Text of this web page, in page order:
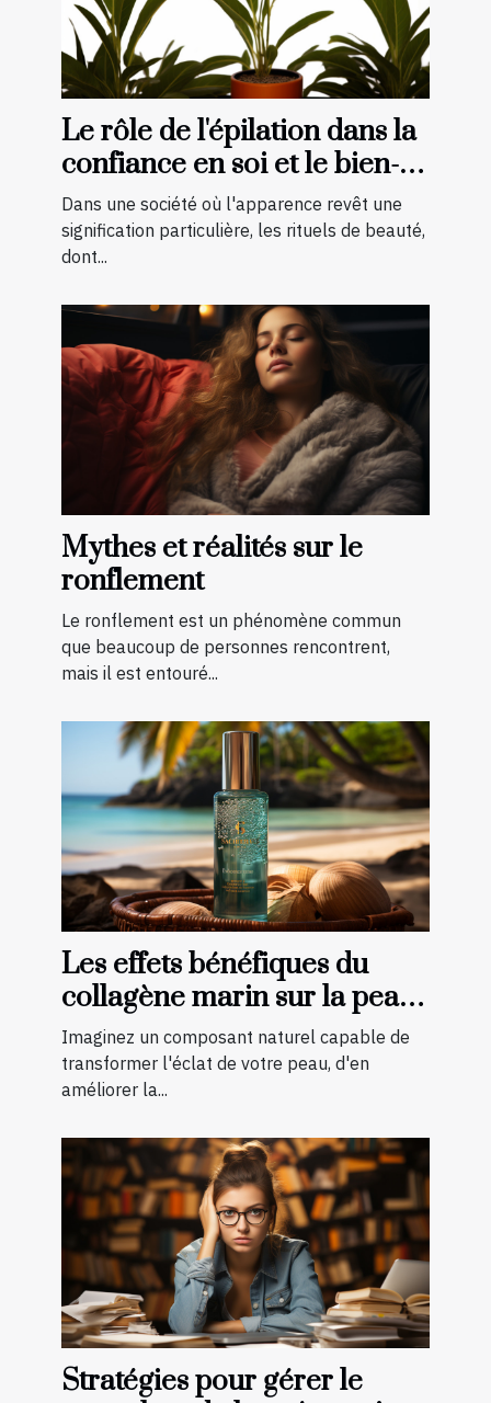
Le rôle de l'épilation dans la
confiance en soi et le bien-
être général
Dans une société où l'apparence revêt une
signification particulière, les rituels de beauté,
dont...
Mythes et réalités sur le
ronflement
Le ronflement est un phénomène commun
que beaucoup de personnes rencontrent,
mais il est entouré...
Les effets bénéfiques du
collagène marin sur la peau :
une transformation à
découvrir
Imaginez un composant naturel capable de
transformer l'éclat de votre peau, d'en
améliorer la...
Stratégies pour gérer le